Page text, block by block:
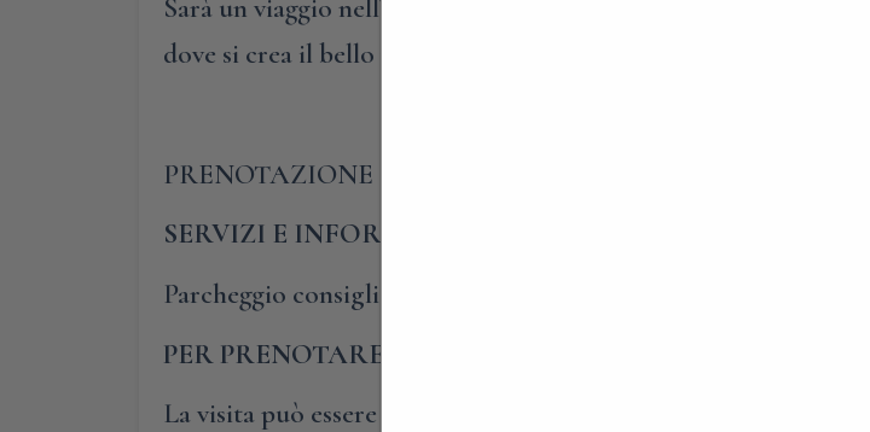
Sarà un viaggio nell’eleganza e nella bellezza, anche se tra i
dove si crea il bello non può che essere un bel posto…
PRENOTAZIONE OBBLIGATORIA
SERVIZI E INFORMAZIONI UTILI
Parcheggio consigliato presso l’azienda Donadeo, in Via
PER PRENOTARE E PARTECIPARE ALLE VISITE
La visita può essere effettuata in ogni momento dell’anno,